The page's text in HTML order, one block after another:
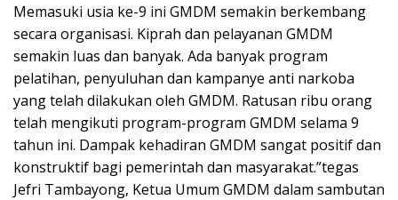
Memasuki usia ke-9 ini GMDM semakin berkembang
secara organisasi. Kiprah dan pelayanan GMDM
semakin luas dan banyak. Ada banyak program
pelatihan, penyuluhan dan kampanye anti narkoba
yang telah dilakukan oleh GMDM. Ratusan ribu orang
telah mengikuti program-program GMDM selama 9
tahun ini. Dampak kehadiran GMDM sangat positif dan
konstruktif bagi pemerintah dan masyarakat.”tegas
Jefri Tambayong, Ketua Umum GMDM dalam sambutan